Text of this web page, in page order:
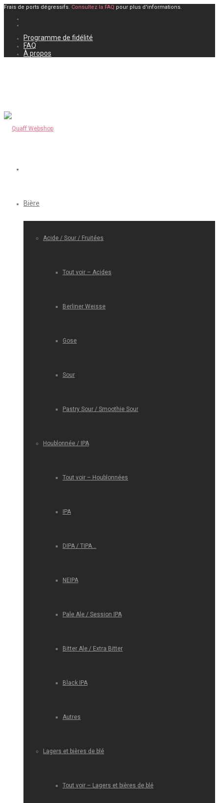
Frais de ports dégressifs. Consultez la FAQ pour plus d'informations.
Programme de fidélité
FAQ
À propos
Bière
Acide / Sour / Fruitées
Tout voir – Acides
Berliner Weisse
Gose
Sour
Pastry Sour / Smoothie Sour
Houblonnée / IPA
Tout voir – Houblonnées
IPA
DIPA / TIPA…
NEIPA
Pale Ale / Session IPA
Bitter Ale / Extra Bitter
Black IPA
Autres
Lagers et bières de blé
Tout voir – Lagers et bières de blé